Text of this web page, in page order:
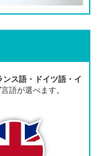
ス語・ドイツ語・イ
語が選べます。